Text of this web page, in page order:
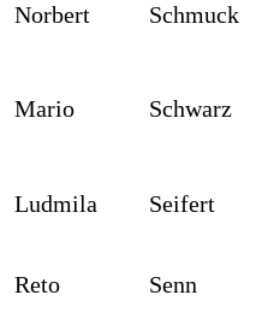
Norbert Schmuck
Mario Schwarz
Ludmila Seifert
Reto Senn